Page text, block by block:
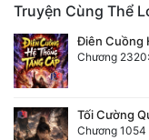
Truyện Cùng Thể
Điên Cuồng
Chương
Tối Cường
Chương 1054